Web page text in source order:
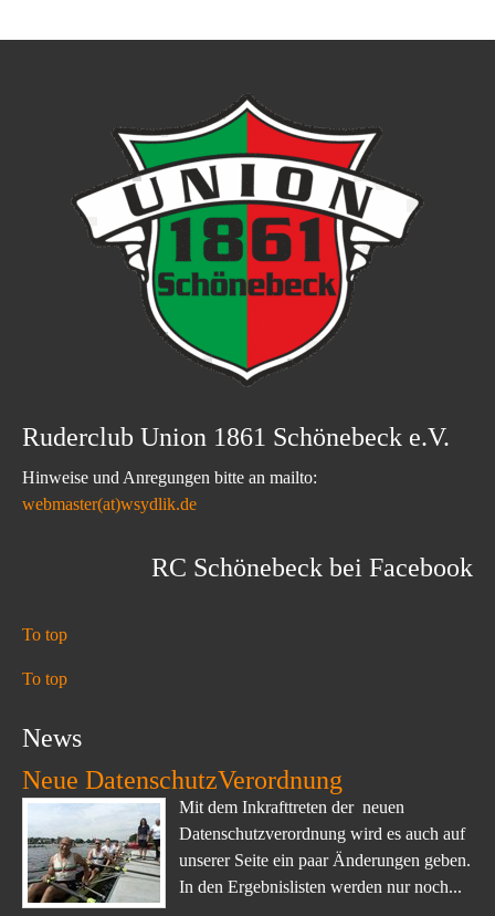
Ruderclub Union 1861 Schönebeck e.V.
Hinweise und Anregungen bitte an mailto:
webmaster(at)wsydlik.de
RC Schönebeck bei Facebook
To top
To top
News
Neue DatenschutzVerordnung
Mit dem Inkrafttreten der neuen
Datenschutzverordnung wird es auch auf
unserer Seite ein paar Änderungen geben.
In den Ergebnislisten werden nur noch...